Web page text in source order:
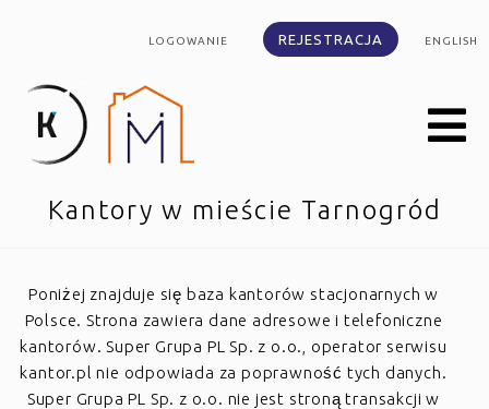
LOGOWANIE REJESTRACJA ENGLISH
Kantory w mieście Tarnogród
Poniżej znajduje się baza kantorów stacjonarnych w
Polsce. Strona zawiera dane adresowe i telefoniczne
kantorów. Super Grupa PL Sp. z o.o., operator serwisu
kantor.pl nie odpowiada za poprawność tych danych.
Super Grupa PL Sp. z o.o. nie jest stroną transakcji w